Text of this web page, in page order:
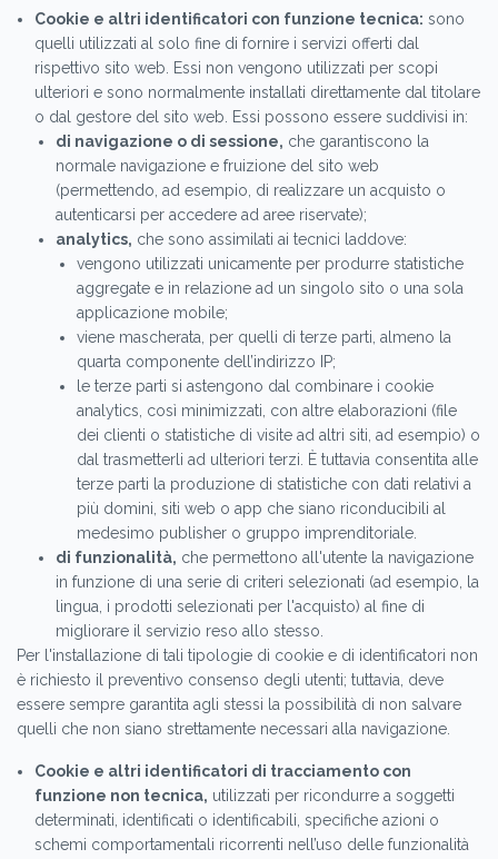
Cookie e altri identificatori con funzione tecnica: sono
quelli utilizzati al solo fine di fornire i servizi offerti dal
rispettivo sito web. Essi non vengono utilizzati per scopi
ulteriori e sono normalmente installati direttamente dal titolare
o dal gestore del sito web. Essi possono essere suddivisi in:
di navigazione o di sessione, che garantiscono la
normale navigazione e fruizione del sito web
(permettendo, ad esempio, di realizzare un acquisto o
autenticarsi per accedere ad aree riservate);
analytics, che sono assimilati ai tecnici laddove:
vengono utilizzati unicamente per produrre statistiche
aggregate e in relazione ad un singolo sito o una sola
applicazione mobile;
viene mascherata, per quelli di terze parti, almeno la
quarta componente dell’indirizzo IP;
le terze parti si astengono dal combinare i cookie
analytics, così minimizzati, con altre elaborazioni (file
dei clienti o statistiche di visite ad altri siti, ad esempio) o
dal trasmetterli ad ulteriori terzi. È tuttavia consentita alle
terze parti la produzione di statistiche con dati relativi a
più domini, siti web o app che siano riconducibili al
medesimo publisher o gruppo imprenditoriale.
di funzionalità, che permettono all'utente la navigazione
in funzione di una serie di criteri selezionati (ad esempio, la
lingua, i prodotti selezionati per l'acquisto) al fine di
migliorare il servizio reso allo stesso.
Per l'installazione di tali tipologie di cookie e di identificatori non
è richiesto il preventivo consenso degli utenti; tuttavia, deve
essere sempre garantita agli stessi la possibilità di non salvare
quelli che non siano strettamente necessari alla navigazione.
Cookie e altri identificatori di tracciamento con
funzione non tecnica, utilizzati per ricondurre a soggetti
determinati, identificati o identificabili, specifiche azioni o
schemi comportamentali ricorrenti nell’uso delle funzionalità